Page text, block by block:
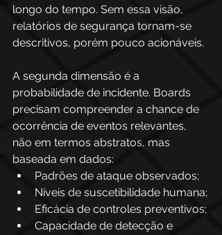
longo do tempo. Sem essa visão,
relatórios de segurança tornam-se
descritivos, porém pouco acionáveis.
A segunda dimensão é a
probabilidade de incidente. Boards
precisam compreender a chance de
ocorrência de eventos relevantes,
não em termos abstratos, mas
baseada em dados:
Padrões de ataque observados;
Níveis de suscetibilidade humana;
Eficácia de controles preventivos;
Capacidade de detecção e